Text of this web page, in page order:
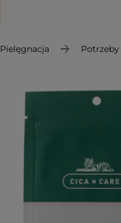
Pielęgnacja